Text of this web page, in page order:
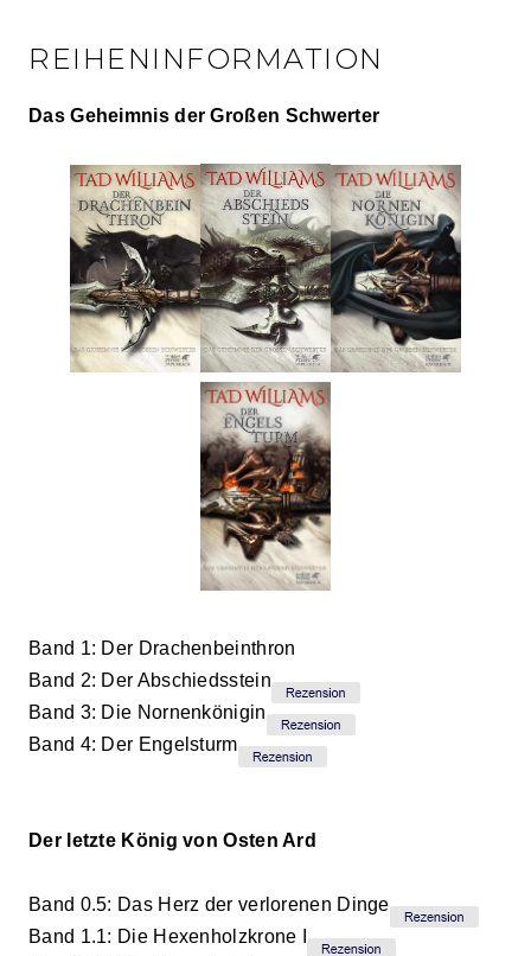
REIHENINFORMATION
Das Geheimnis der Großen Schwerter
Band 1: Der Drachenbeinthron
Band 2: Der Abschiedsstein
Band 3: Die Nornenkönigin
Band 4: Der Engelsturm
Der letzte König von Osten Ard
Band 0.5: Das Herz der verlorenen Dinge
Band 1.1: Die Hexenholzkrone I